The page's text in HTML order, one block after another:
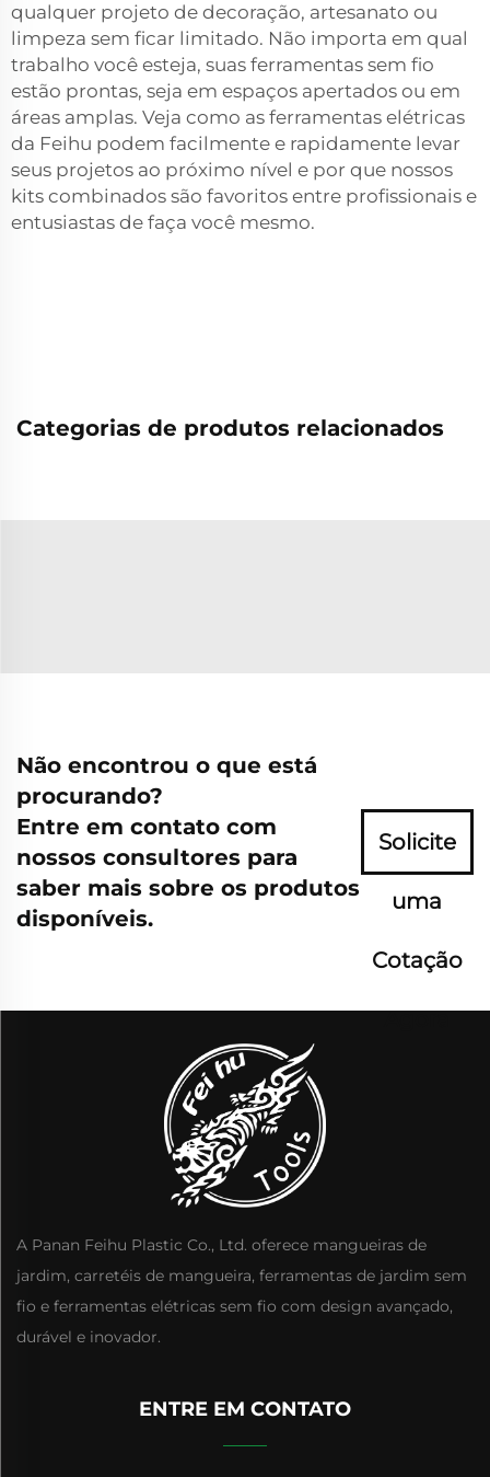
qualquer projeto de decoração, artesanato ou
limpeza sem ficar limitado. Não importa em qual
trabalho você esteja, suas ferramentas sem fio
estão prontas, seja em espaços apertados ou em
áreas amplas. Veja como as ferramentas elétricas
da Feihu podem facilmente e rapidamente levar
seus projetos ao próximo nível e por que nossos
kits combinados são favoritos entre profissionais e
entusiastas de faça você mesmo.
Categorias de produtos relacionados
Não encontrou o que está
procurando?
Entre em contato com
nossos consultores para
saber mais sobre os produtos
disponíveis.
Solicite
uma
Cotação
Agora
A Panan Feihu Plastic Co., Ltd. oferece mangueiras de
jardim, carretéis de mangueira, ferramentas de jardim sem
fio e ferramentas elétricas sem fio com design avançado,
durável e inovador.
ENTRE EM CONTATO